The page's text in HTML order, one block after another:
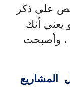
على ذكر
يعني أنك
، وأصبحت
المشاريع